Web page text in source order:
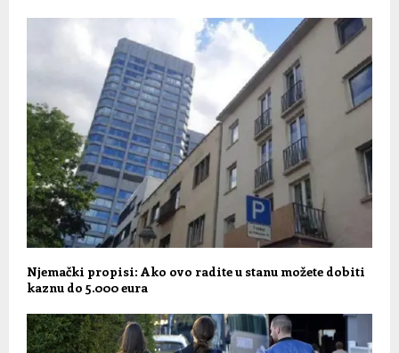
Njemački propisi: Ako ovo radite u stanu možete dobiti
kaznu do 5.000 eura